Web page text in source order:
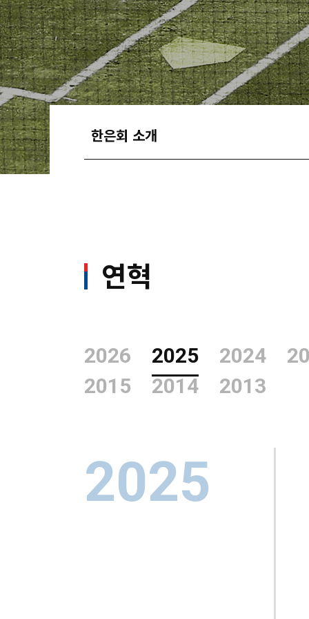
한은회 소개
연혁
2026 2025 2024
2015
2014 2013
2025